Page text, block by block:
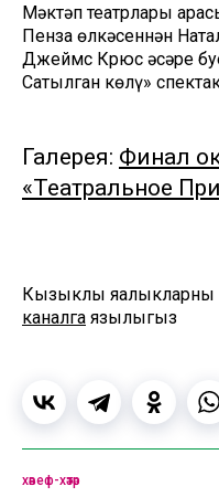
Мәктәп театрлары
Пенза өлкәсеннән
Джеймс Крюс әсәре
Сатылган көлү»
Галерея: Финал
«Театральное
Кызыклы яңалыкларны
каналга язылыгыз
хәвеф-хәтәр